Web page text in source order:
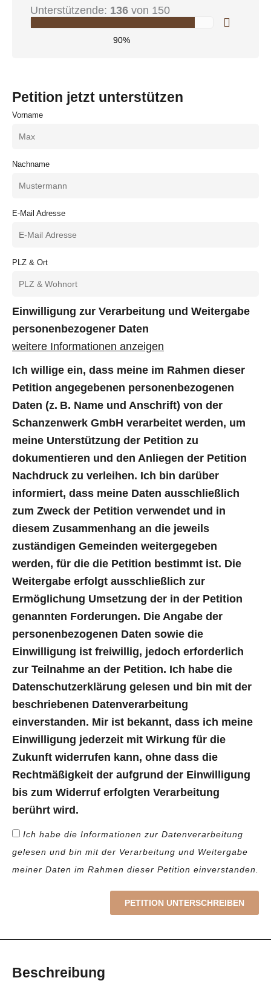
Beschreibung
Unterstützende: 136 von 150
90%
Petition jetzt unterstützen
Vorname
Nachname
E-Mail Adresse
PLZ & Ort
Einwilligung zur Verarbeitung und Weitergabe
personenbezogener Daten
weitere Informationen anzeigen
Ich willige ein, dass meine im Rahmen dieser
Petition angegebenen personenbezogenen
Daten (z. B. Name und Anschrift) von der
Schanzenwerk GmbH verarbeitet werden, um
meine Unterstützung der Petition zu
dokumentieren und den Anliegen der Petition
Nachdruck zu verleihen. Ich bin darüber
informiert, dass meine Daten ausschließlich
zum Zweck der Petition verwendet und in
diesem Zusammenhang an die jeweils
zuständigen Gemeinden weitergegeben
werden, für die die Petition bestimmt ist. Die
Weitergabe erfolgt ausschließlich zur
Ermöglichung Umsetzung der in der Petition
genannten Forderungen. Die Angabe der
personenbezogenen Daten sowie die
Einwilligung ist freiwillig, jedoch erforderlich
zur Teilnahme an der Petition. Ich habe die
Datenschutzerklärung gelesen und bin mit der
beschriebenen Datenverarbeitung
einverstanden. Mir ist bekannt, dass ich meine
Einwilligung jederzeit mit Wirkung für die
Zukunft widerrufen kann, ohne dass die
Rechtmäßigkeit der aufgrund der Einwilligung
bis zum Widerruf erfolgten Verarbeitung
berührt wird.
Ich habe die Informationen zur Datenverarbeitung
gelesen und bin mit der Verarbeitung und Weitergabe
meiner Daten im Rahmen dieser Petition einverstanden.
PETITION UNTERSCHREIBEN